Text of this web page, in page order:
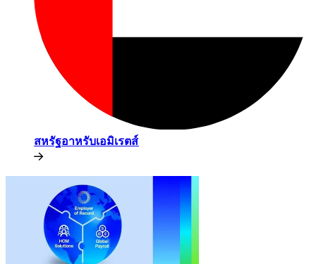
สหรัฐอาหรับเอมิเรตส์​​